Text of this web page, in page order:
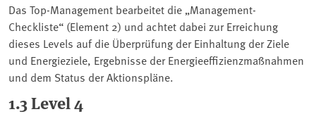
Das Top-Management bearbeitet die „Management-
Checkliste“ (Element 2) und achtet dabei zur Erreichung
dieses Levels auf die Überprüfung der Einhaltung der Ziele
und Energieziele, Ergebnisse der Energieeffizienzmaßnahmen
und dem Status der Aktionspläne.
1.3 Level 4